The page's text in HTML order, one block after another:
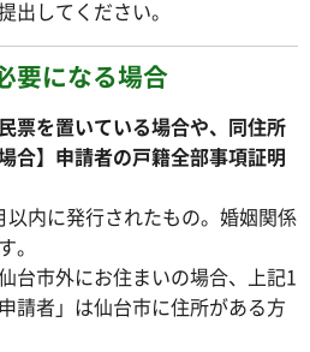
出してください。
要になる場合
票を置いている場合や、同住所
合】申請者の戸籍全部事項証明
内に発行されたもの。婚姻関係
。
台市外にお住まいの場合、上記1
請者」は仙台市に住所がある方